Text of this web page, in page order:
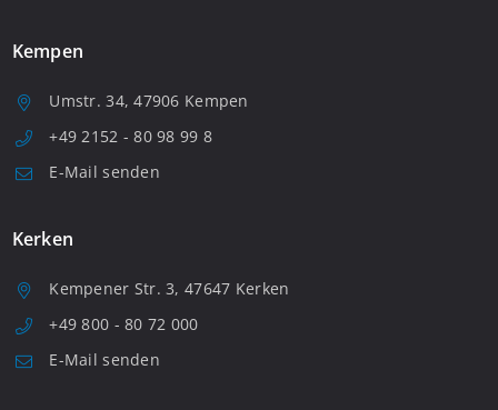
Kempen
Umstr. 34, 47906 Kempen
+49 2152 - 80 98 99 8
E-Mail senden
Kerken
Kempener Str. 3, 47647 Kerken
+49 800 - 80 72 000
E-Mail senden